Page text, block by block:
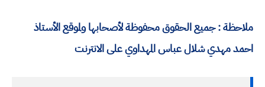
ملاحظة : جميع الحقوق محفوظة لأصحابها ولموقع الأستاذ
احمد مهدي شلال عباس المهداوي على الانترنت